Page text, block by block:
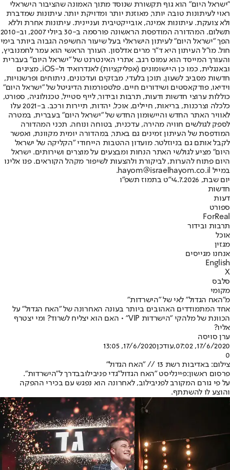
"ישראל היום" הוא גוף תקשורת שנוסד מתוך האמונה שהציבור הישראלי
ראוי לעיתונות טובה יותר, מאוזנת יותר ומדויקת יותר. עיתונות שמדברת
ולא צועקת. עיתונות אמינה, אובייקטיבית ועניינית. עיתונות אחרת וללא
תשלום. המהדורה המודפסת הראשונה פורסמה ב-30 ביולי 2007, וב-2010
הפך "ישראל היום" לעיתון הישראלי בעל שיעור החשיפה הגבוה ביותר בימי
חול. מו"ל העיתון היא ד"ר מרים אדלסון. העורך הראשי הוא עמר לחמנוביץ,
והעורך המייסד הוא עמוס רגב. אתרי האינטרנט של "ישראל היום" בעברית
ובאנגלית, כמו כן היישומונים (אפליקציות) לאנדרואיד ול-iOS, מציגים
חדשות מסביב לשעון, תוכן בלעדי, מבזקים ועדכונים, ניתוחים ופרשנויות,
וידיאו, פודקאסטים ושידורים חיים. פלטפורמות הדיגיטל של "ישראל היום"
כוללות ערוצי חדשות ודעות, תרבות ובידור, לייף סטייל, טכנולוגיה, ספורט,
כלכלה וצרכנות, בריאות, חיילים, אוכל, יהדות, תיירות ורכב. ב-2021 עלו
לאוויר האתר החדש והיישומון החדש של "ישראל היום" בעברית, במטרה
לספק לגולשים חוויה מהירה, עדכנית, בטוחה ונוחה. תכני המהדורה
המודפסת של העיתון זמינים גם באתר, במהדורה יומית מקוונת, ואפשר
לקבל אותם גם בניוזלטר. מועדון ההטבות הייחודי "הקליקה של ישראל
היום" מציע לגולשי האתר הנחות ומבצעים על מוצרים ושירותים. ישראל
היום פתוח להערות, לביקורת ולהצעות לשיפור מקהל הקוראים. פנו אלינו
במייל hayom@israelhayom.co.il.
יום שבת, 4.7.2026
י"ט בתמוז תשפ"ו
חדשות
דעות
ספורט
ForReal
תרבות ובידור
אוכל
מגזין
אנחנו מגייסים
English
X
סלבס
מקומי
מ"האח הגדול" לאי של "הישרדות"
אחד המתמודדים האהובים ביותר בעונה האחרונה של "האח הגדול" על
הכוונת של מלהקי "הישרדות VIP" • האם הוא יצליח לשרוד? ומי יצטרף
אליו?
ערן סויסה
17/6/2020, 07:02
,עודכן17/6/2020, 13:05
0
צילום: באדיבות רשת 13 // "האח הגדול"
פרסום ראשון:פיינליסט "האח הגדול"גדי פניבילובבדרך ל"הישרדות".
על פי גורם המקורב לפניבילוב, לאחרונה הוא נפגש עם בכירי ההפקה
והוצע לו להשתתף.